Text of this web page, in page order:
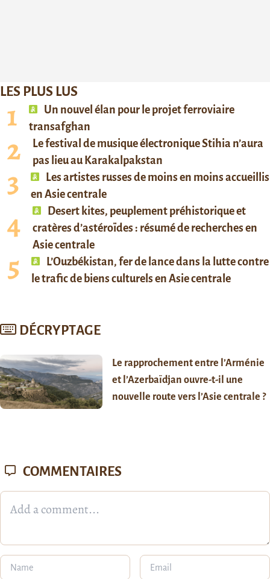
LES PLUS LUS
Un nouvel élan pour le projet ferroviaire
transafghan
Le festival de musique électronique Stihia n’aura
pas lieu au Karakalpakstan
Les artistes russes de moins en moins accueillis
en Asie centrale
Desert kites, peuplement préhistorique et
cratères d’astéroïdes : résumé de recherches en
Asie centrale
L’Ouzbékistan, fer de lance dans la lutte contre
le trafic de biens culturels en Asie centrale
DÉCRYPTAGE
Le rapprochement entre l’Arménie
et l’Azerbaïdjan ouvre-t-il une
nouvelle route vers l’Asie centrale ?
COMMENTAIRES